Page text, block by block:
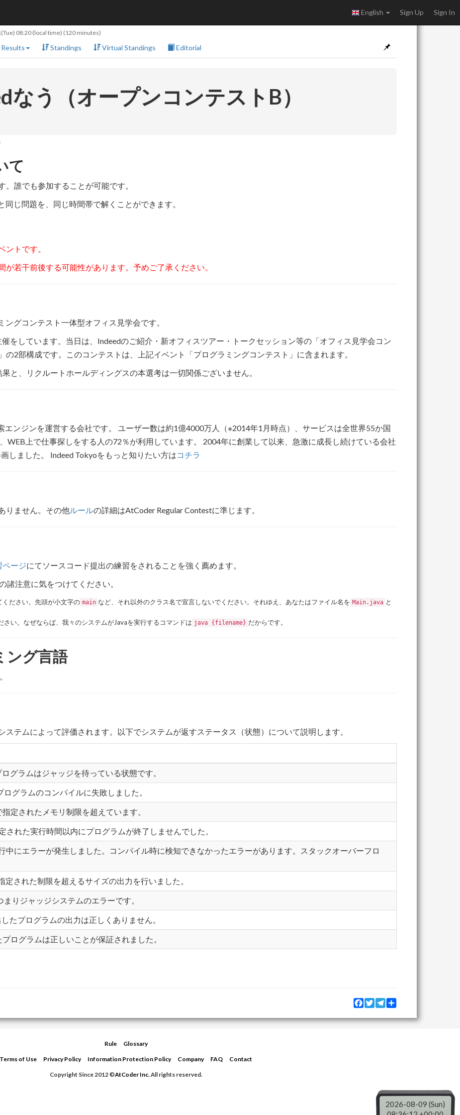
English Sign Up Sign In
08:20 (local time) (120 minutes)
Results Standings Virtual Standings Editorial
なう（オープンコンテストB）
て
誰でも参加することが可能です。
同じ問題を、同じ時間帯で解くことができます。
ントです。
若干前後する可能性があります。予めご了承ください。
ングコンテスト一体型オフィス見学会です。
をしています。当日は、Indeedのご紹介・新オフィスツアー・トークセッション等の「オフィス見学会コン
2部構成です。このコンテストは、上記イベント「プログラミングコンテスト」に含まれます。
と、リクルートホールディングスの本選考は一切関係ございません。
エンジンを運営する会社です。 ユーザー数は約1億4000万人（※2014年1月時点）、サービスは全世界55か国
WEB上で仕事探しをする人の72％が利用しています。 2004年に創業して以来、急激に成長し続けている会社
しました。 Indeed Tokyoをもっと知りたい方はコチラ
りません。その他ルールの詳細はAtCoder Regular Contestに準じます。
ページにてソースコード提出の練習をされることを強く薦めます。
諸注意に気をつけてください。
ください。先頭が小文字の main など、それ以外のクラス名で宣言しないでください。それゆえ、あなたはファイル名を Main.java と
さい。なぜならば、我々のシステムがJavaを実行するコマンドは java {filename} だからです。
ング言語
テムによって評価されます。以下でシステムが返すステータス（状態）について説明します。
グラムはジャッジを待っている状態です。
グラムのコンパイルに失敗しました。
定されたメモリ制限を超えています。
された実行時間以内にプログラムが終了しませんでした。
中にエラーが発生しました。コンパイル時に検知できなかったエラーがあります。スタックオーバーフロ
定された制限を超えるサイズの出力を行いました。
りジャッジシステムのエラーです。
たプログラムの出力は正しくありません。
ログラムは正しいことが保証されました。
Facebook
TwitterTelegram
Rule Glossary
Terms of Use Privacy Policy Information Protection Policy Company FAQ Contact
Copyright Since 2012 ©AtCoder Inc.All rights reserved.
2026-08-09 (Sun)